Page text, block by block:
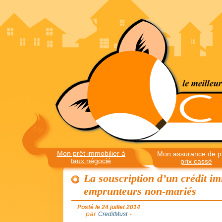
Mon prêt immobilier à
taux négocié
Mon assurance de
prix cassé
La souscription d’un crédit
emprunteurs non-mariés
Posté le 24 juillet 2014
par CreditMust-